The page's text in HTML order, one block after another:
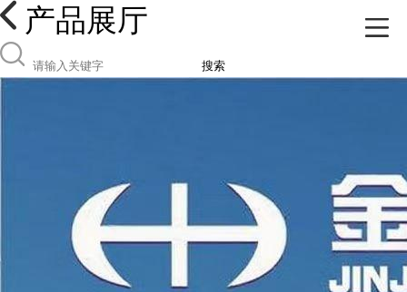
产品展厅
搜索